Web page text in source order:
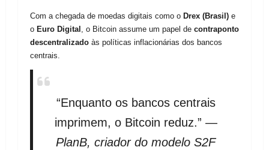
Com a chegada de moedas digitais como o Drex (Brasil) e
o Euro Digital , o Bitcoin assume um papel de contraponto
descentralizado às políticas inflacionárias dos bancos
centrais.
“Enquanto os bancos centrais
imprimem, o Bitcoin reduz.” —
PlanB, criador do modelo S2F